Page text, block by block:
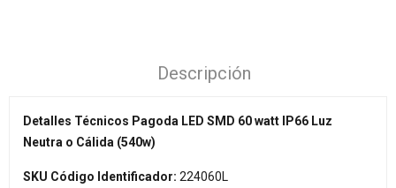
Descripción
Detalles Técnicos Pagoda LED SMD 60 watt IP66 Luz
Neutra o Cálida (540w)
SKU Código Identificador: 224060L